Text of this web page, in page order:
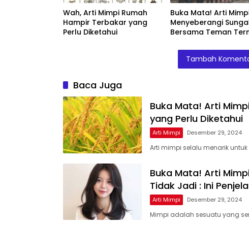
Wah, Arti Mimpi Rumah
Hampir Terbakar yang
Perlu Diketahui
Buka Mata! Arti
Menyeberangi
Bersama Teman
Tambah
Baca Juga
Buka Mata! Arti
yang Perlu Diketahui
Arti Mimpi Desember 29, 2024
Arti mimpi selalu menarik
Buka Mata! Arti
Tidak Jadi : Ini
Arti Mimpi Desember 29, 2024
Mimpi adalah sesuatu yang